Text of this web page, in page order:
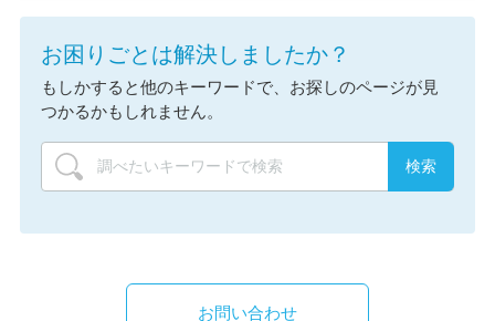
お困りごとは解決しましたか？
もしかすると他のキーワードで、お探しのページが見
つかるかもしれません。
お問い合わせ